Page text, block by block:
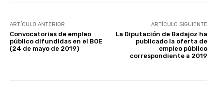
ARTÍCULO ANTERIOR
Convocatorias de empleo
público difundidas en el BOE
(24 de mayo de 2019)
ARTÍCULO SIGUIENTE
La Diputación de Badajoz ha
publicado la oferta de
empleo público
correspondiente a 2019